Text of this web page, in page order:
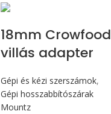
18mm Crowfood
villás adapter
Gépi és kézi szerszámok,
Gépi hosszabbítószárak
Mountz